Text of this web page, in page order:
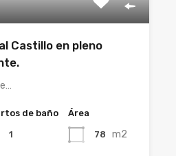
Castillo en pleno
de baño
1
Área
78 m2